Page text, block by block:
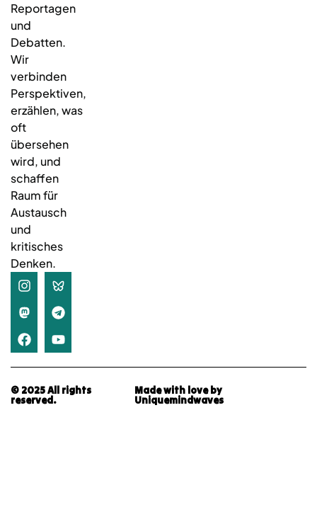
Reportagen
und
Debatten.
Wir
verbinden
Perspektiven,
erzählen, was
oft
übersehen
wird, und
schaffen
Raum für
Austausch
und
kritisches
Denken.
© 2025 All rights
reserved.
Made with love by
Uniquemindwaves